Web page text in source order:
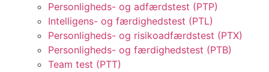
Personligheds- og adfærdstest (PTP)
Intelligens- og færdighedstest (PTL)
Personligheds- og risikoadfærdstest (PTX)
Personligheds- og færdighedstest (PTB)
Team test (PTT)